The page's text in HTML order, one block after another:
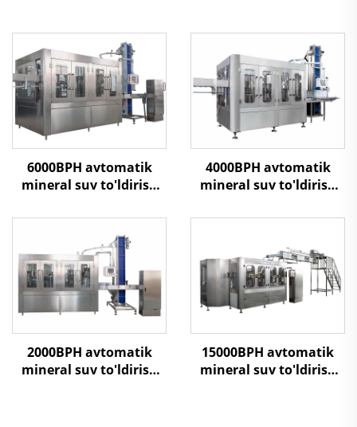
6000BPH avtomatik
mineral suv to'ldirish
4000BPH avtomatik
mineral suv to'ldirish
2000BPH avtomatik
mineral suv to'ldirish
15000BPH avtomatik
mineral suv to'ldirish